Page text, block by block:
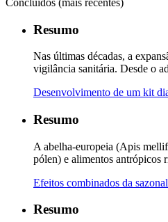
Resumo
Nas últimas décadas, a
vigilância sanitária. Desde o
Desenvolvimento de um kit
Resumo
A abelha-europeia (Apis
pólen) e alimentos antrópicos
Efeitos combinados da
Resumo